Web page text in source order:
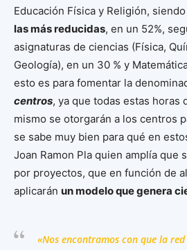
Educación Física y Religión, siendo
las más reducidas, en un 52%,
asignaturas de ciencias (Física,
Geología), en un 30 % y
esto es para fomentar la
centros, ya que todas estas horas
mismo se otorgarán a los centros
se sabe muy bien para qué en
Joan Ramon Pla quien amplía que
por proyectos, que en función de
aplicarán un modelo que genera
«Nos encontramos con que la